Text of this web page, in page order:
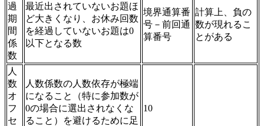
過
期
間
係
数
最近出されていないお題ほ
ど大きくなり、お休み回数
を経過していないお題は0
以下となる数
境界通算番
号－前回通
算番号
計算上、負の
数が現れるこ
とがある
人
数
オ
フ
セ
人数係数の人数依存が極端
になること（特に参加数が
0の場合に選出されなくな
ること）を避けるために足
10